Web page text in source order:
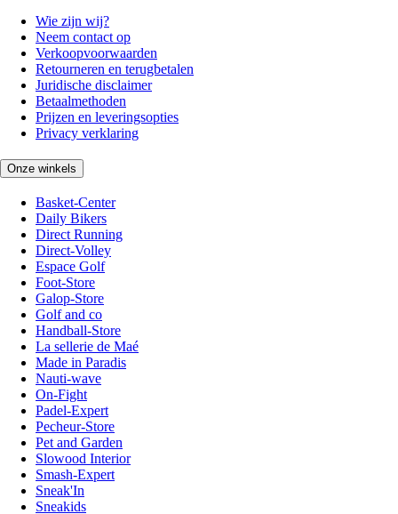
Wie zijn wij?
Neem contact op
Verkoopvoorwaarden
Retourneren en terugbetalen
Juridische disclaimer
Betaalmethoden
Prijzen en leveringsopties
Privacy verklaring
Onze winkels
Basket-Center
Daily Bikers
Direct Running
Direct-Volley
Espace Golf
Foot-Store
Galop-Store
Golf and co
Handball-Store
La sellerie de Maé
Made in Paradis
Nauti-wave
On-Fight
Padel-Expert
Pecheur-Store
Pet and Garden
Slowood Interior
Smash-Expert
Sneak'In
Sneakids